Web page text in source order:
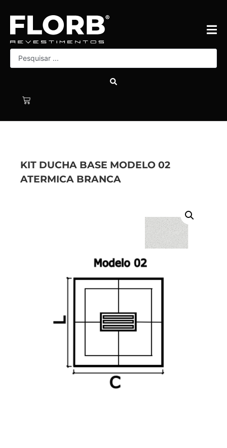
KIT DUCHA BASE MODELO 02
ATERMICA BRANCA